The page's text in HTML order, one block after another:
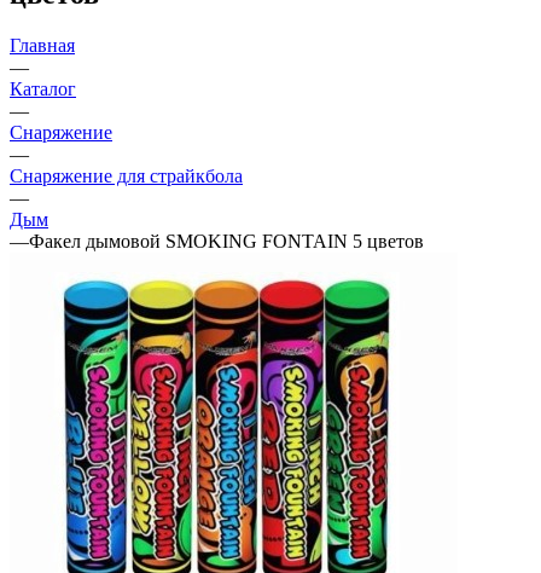
Главная
—
Каталог
—
Снаряжение
—
Снаряжение для страйкбола
—
Дым
—Факел дымовой SMOKING FONTAIN 5 цветов